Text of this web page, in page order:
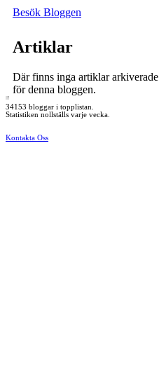
Besök Bloggen
Artiklar
Där finns inga artiklar arkiverade
för denna bloggen.
34153 bloggar i topplistan.
Statistiken nollställs varje vecka.
Kontakta Oss